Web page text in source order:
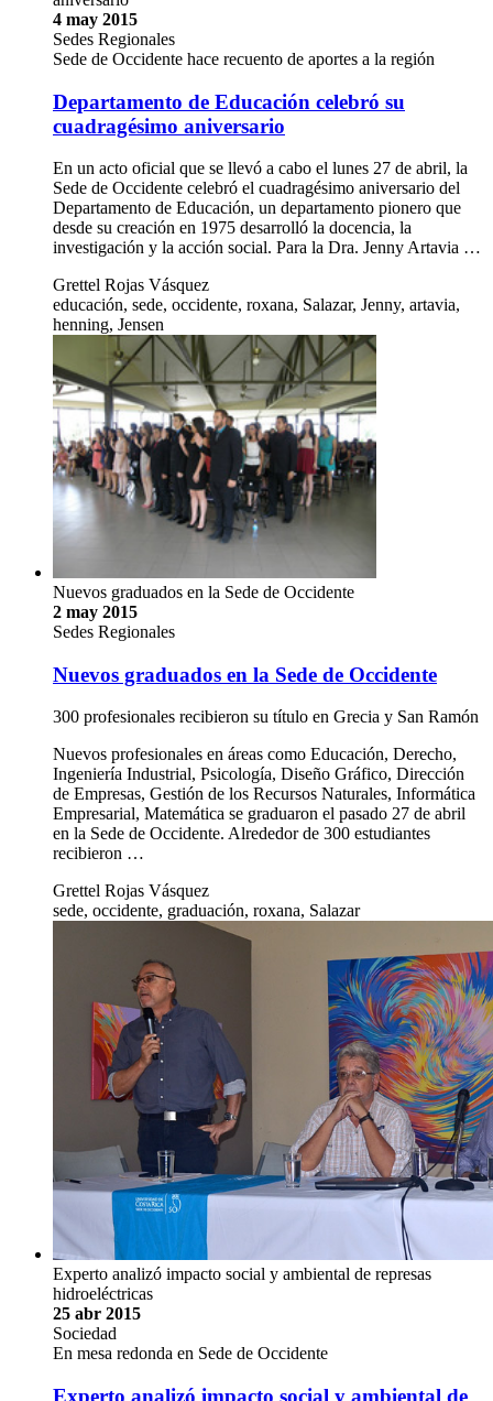
4 may 2015
Sedes Regionales
Sede de Occidente hace recuento de aportes a la región
Departamento de Educación celebró su
cuadragésimo aniversario
En un acto oficial que se llevó a cabo el lunes 27 de abril, la
Sede de Occidente celebró el cuadragésimo aniversario del
Departamento de Educación, un departamento pionero que
desde su creación en 1975 desarrolló la docencia, la
investigación y la acción social. Para la Dra. Jenny Artavia …
Grettel Rojas Vásquez
educación, sede, occidente, roxana, Salazar, Jenny, artavia,
henning, Jensen
Nuevos graduados en la Sede de Occidente
2 may 2015
Sedes Regionales
Nuevos graduados en la Sede de Occidente
300 profesionales recibieron su título en Grecia y San Ramón
Nuevos profesionales en áreas como Educación, Derecho,
Ingeniería Industrial, Psicología, Diseño Gráfico, Dirección
de Empresas, Gestión de los Recursos Naturales, Informática
Empresarial, Matemática se graduaron el pasado 27 de abril
en la Sede de Occidente. Alrededor de 300 estudiantes
recibieron …
Grettel Rojas Vásquez
sede, occidente, graduación, roxana, Salazar
Experto analizó impacto social y ambiental de represas
hidroeléctricas
25 abr 2015
Sociedad
En mesa redonda en Sede de Occidente
Experto analizó impacto social y ambiental de